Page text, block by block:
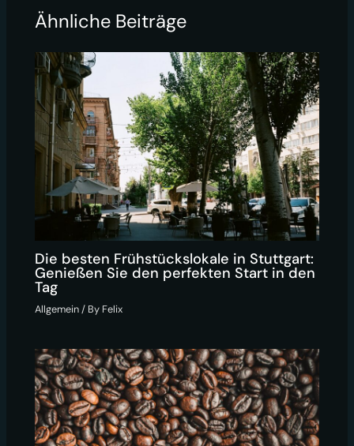
Ähnliche Beiträge
Die besten Frühstückslokale in Stuttgart:
Genießen Sie den perfekten Start in den
Tag
Allgemein/ By Felix